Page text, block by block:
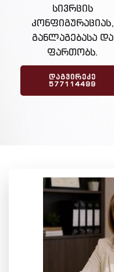
სივრცის
კონფიგურაციას,
განლაგებასა და
ფართობს.
ᲓᲐᲒᲕᲘᲠᲔᲙᲔ
577114499